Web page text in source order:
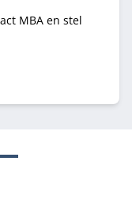
MBA en stel